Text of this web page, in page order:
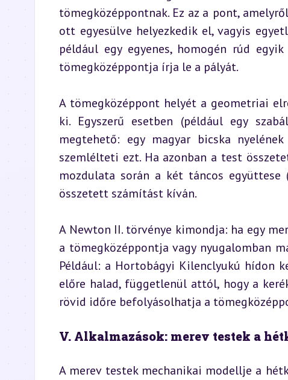
tömegközéppontnak. Ez az a pont,
ott egyesülve helyezkedik el, vagyis
például egy egyenes, homogén rúd
tömegközéppontja írja le a pályát.
A tömegközéppont helyét a geometriai
ki. Egyszerű esetben (például egy
megtehető: egy magyar bicska
szemlélteti ezt. Ha azonban a test
mozdulata során a két táncos
összetett számítást kíván.
A Newton II. törvénye kimondja: ha egy
a tömegközéppontja vagy nyugalomban
Például: a Hortobágyi Kilenclyukú hídon
előre halad, függetlenül attól, hogy a
rövid időre befolyásolhatja a
V. Alkalmazások: merev testek a
A merev testek mechanikai modellje a